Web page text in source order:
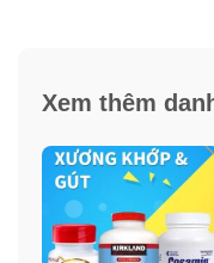
ngày, TripleFlex hoạt
dai thông qua tổng
chondroitin và MSM.
Glucosamin là 1
Xem thêm